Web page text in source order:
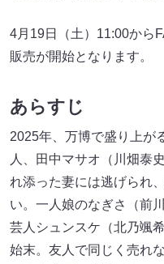
4月19日（土）11:00から
販売が開始となります。
あらすじ
2025年、万博で盛り上が
人、田中マサオ（川畑泰
れ添った妻には逃げられ
い。一人娘のなぎさ（前
芸人シュンスケ（北乃颯
始末。友人で同じく売れ